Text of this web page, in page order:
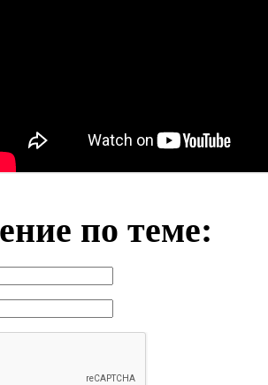
по теме: